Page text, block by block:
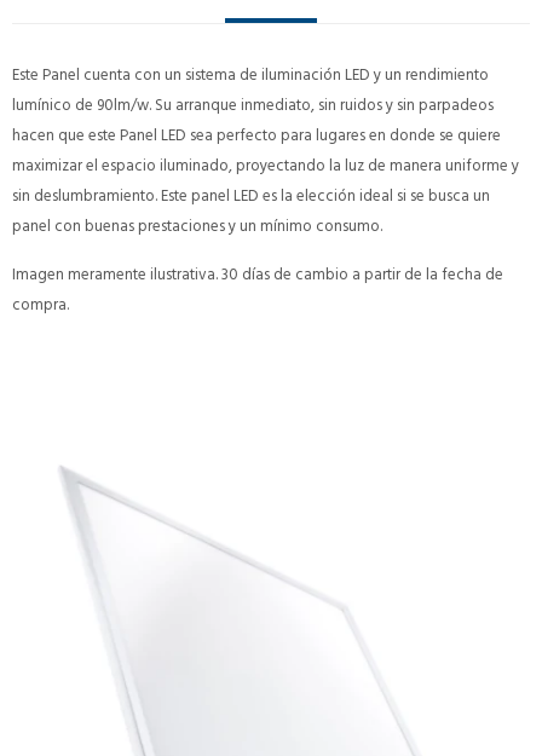
Este Panel cuenta con un sistema de iluminación LED y un rendimiento
lumínico de 90lm/w. Su arranque inmediato, sin ruidos y sin parpadeos
hacen que este Panel LED sea perfecto para lugares en donde se quiere
maximizar el espacio iluminado, proyectando la luz de manera uniforme y
sin deslumbramiento. Este panel LED es la elección ideal si se busca un
panel con buenas prestaciones y un mínimo consumo.
Imagen meramente ilustrativa. 30 días de cambio a partir de la fecha de
compra.